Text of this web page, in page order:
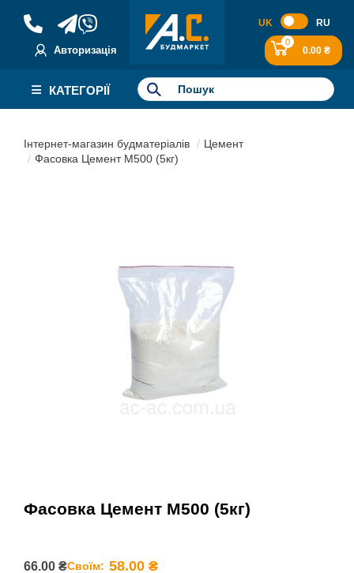
Авторизація
UK RU
0
0.00 ₴
КАТЕГОРІЇ
Інтернет-магазин будматеріалів
Цемент
Фасовка Цемент М500 (5кг)
Фасовка Цемент М500 (5кг)
66.00 ₴Своїм: 58.00 ₴